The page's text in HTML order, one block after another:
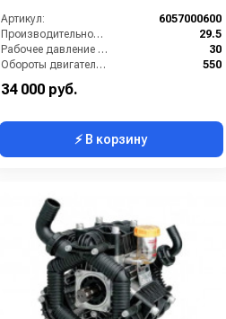
Артикул:
6057000600
Производительность (л/мин):
29.5
Рабочее давление (бар):
30
Обороты двигателя (об/мин):
550
34 000 руб.
⚡ В корзину